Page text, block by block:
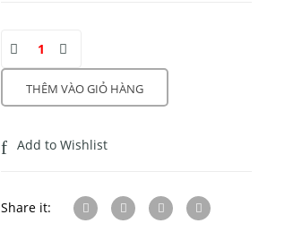
THÊM VÀO GIỎ HÀNG
Add to Wishlist
Share it: